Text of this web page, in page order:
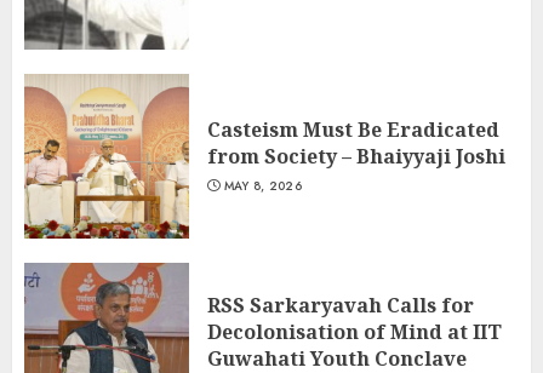
Casteism Must Be Eradicated
from Society – Bhaiyyaji Joshi
MAY 8, 2026
RSS Sarkaryavah Calls for
Decolonisation of Mind at IIT
Guwahati Youth Conclave